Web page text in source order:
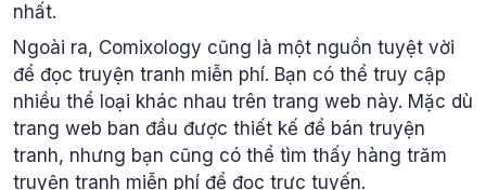
nhất.
Ngoài ra, Comixology cũng là một nguồn tuyệt vời
để đọc truyện tranh miễn phí. Bạn có thể truy cập
nhiều thể loại khác nhau trên trang web này. Mặc dù
trang web ban đầu được thiết kế để bán truyện
tranh, nhưng bạn cũng có thể tìm thấy hàng trăm
truyện tranh miễn phí để đọc trực tuyến.